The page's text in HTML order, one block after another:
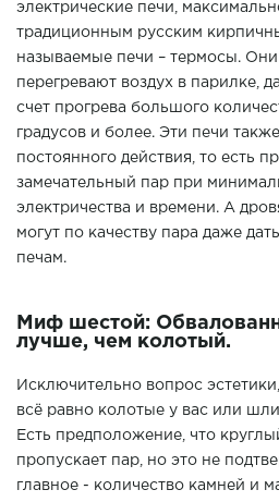
электрические печи,
традиционным русским
называемые печи – термосы.
перегревают воздух в парилке,
счет прогрева большого
градусов и более. Эти печи
постоянного действия, то есть
замечательный пар при
электричества и времени. А
могут по качеству пара даже
печам.
Миф шестой:
лучше, чем колотый.
Исключительно вопрос
всё равно колотые у вас или
Есть предположение, что
пропускает пар, но это не
главное - количество камней и